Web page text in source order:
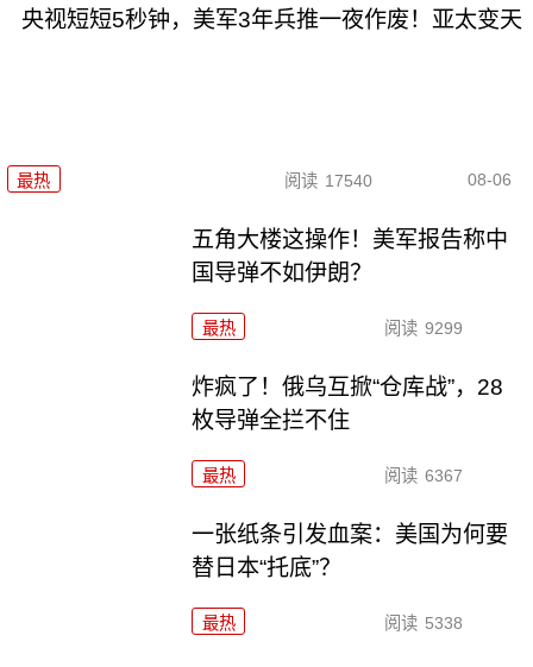
央视短短5秒钟，美军3年兵推一夜作废！亚太变天
最热 阅读 17540 08-06
五角大楼这操作！美军报告称中
国导弹不如伊朗？
最热 阅读 9299
炸疯了！俄乌互掀“仓库战”，28
枚导弹全拦不住
最热 阅读 6367
一张纸条引发血案：美国为何要
替日本“托底”？
最热 阅读 5338